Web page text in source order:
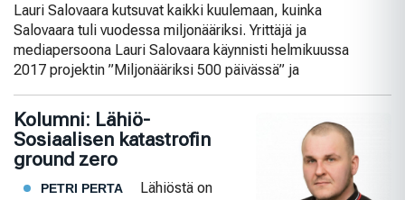
Lauri Salovaara kutsuvat kaikki kuulemaan, kuinka
Salovaara tuli vuodessa miljonääriksi. Yrittäjä ja
mediapersoona Lauri Salovaara käynnisti helmikuussa
2017 projektin ”Miljonääriksi 500 päivässä” ja
Kolumni: Lähiö-
Sosiaalisen katastrofin
ground zero
PETRI PERTA
Lähiöstä on